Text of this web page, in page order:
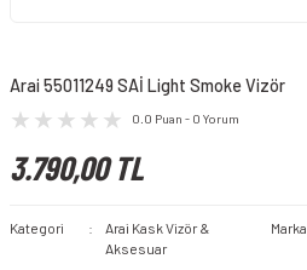
Arai 55011249 SAİ Light Smoke Vizör
0.0 Puan - 0 Yorum
3.790,00 TL
Kategori
Arai Kask Vizör &
Aksesuar
Marka